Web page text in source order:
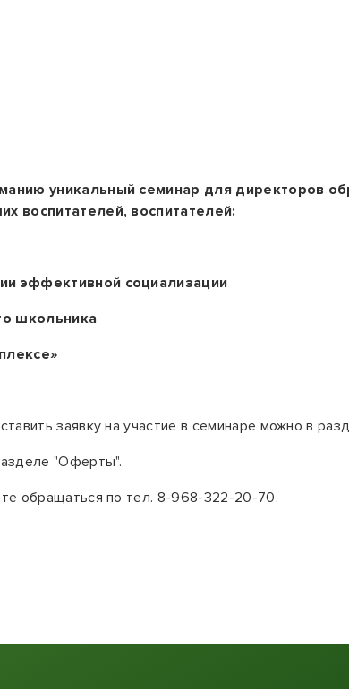
уникальный семинар для директоров
воспитателей, воспитателей:
эффективной социализации
школьника
заявку на участие в семинаре можно в
"Оферты".
обращаться по тел. 8-968-322-20-70.